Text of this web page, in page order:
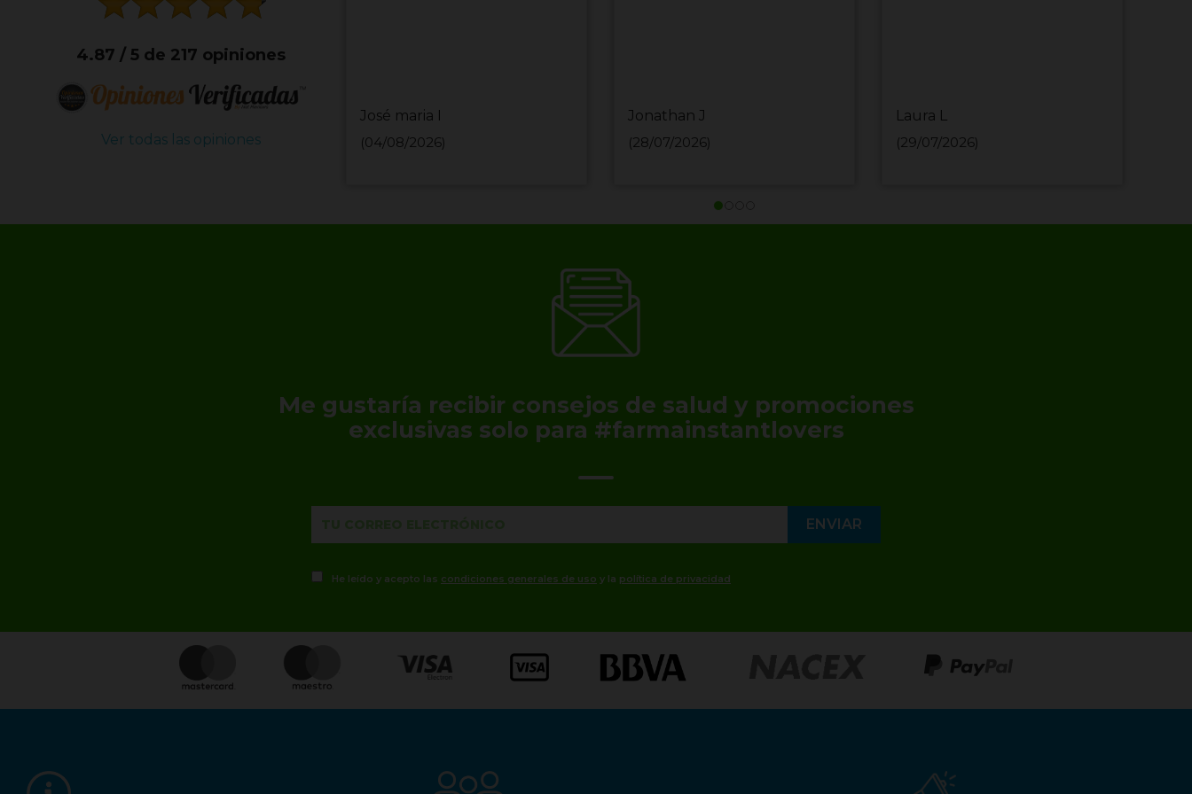
4.87 / 5 de 217 opiniones
Ver todas las opiniones
José maria I
(04/08/2026)
Jonathan J
(28/07/2026)
Laura L
(29/07/2026)
Me gustaría recibir consejos de salud y promociones
exclusivas solo para #farmainstantlovers
He leído y acepto las condiciones generales de uso y la política de privacidad